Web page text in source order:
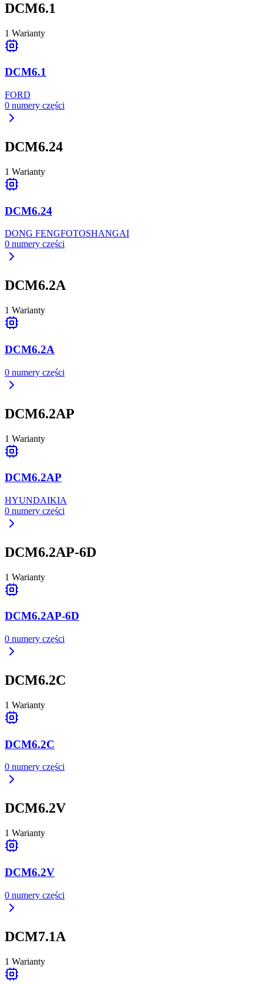
DCM6.1
1 Warianty
DCM6.1
FORD
0 numery części
DCM6.24
1 Warianty
DCM6.24
DONG FENGFOTOSHANGAI
0 numery części
DCM6.2A
1 Warianty
DCM6.2A
0 numery części
DCM6.2AP
1 Warianty
DCM6.2AP
HYUNDAIKIA
0 numery części
DCM6.2AP-6D
1 Warianty
DCM6.2AP-6D
0 numery części
DCM6.2C
1 Warianty
DCM6.2C
0 numery części
DCM6.2V
1 Warianty
DCM6.2V
0 numery części
DCM7.1A
1 Warianty